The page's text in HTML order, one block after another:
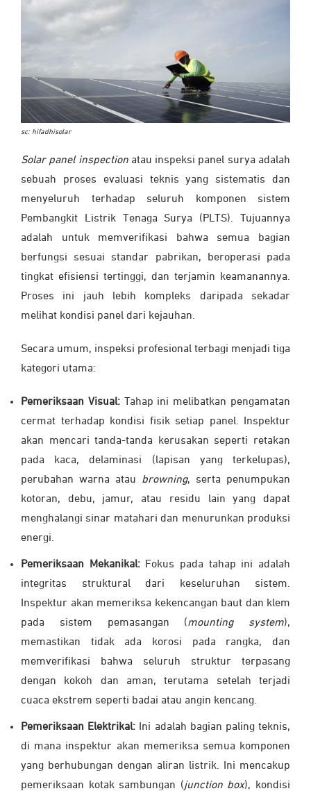
sc: hifadhisolar
Solar panel inspectionatau inspeksi panel surya adalah
sebuah proses evaluasi teknis yang sistematis dan
menyeluruh terhadap seluruh komponen sistem
Pembangkit Listrik Tenaga Surya (PLTS). Tujuannya
adalah untuk memverifikasi bahwa semua bagian
berfungsi sesuai standar pabrikan, beroperasi pada
tingkat efisiensi tertinggi, dan terjamin keamanannya.
Proses ini jauh lebih kompleks daripada sekadar
melihat kondisi panel dari kejauhan.
Secara umum, inspeksi profesional terbagi menjadi tiga
kategori utama:
Pemeriksaan Visual:Tahap ini melibatkan pengamatan
cermat terhadap kondisi fisik setiap panel. Inspektur
akan mencari tanda-tanda kerusakan seperti retakan
pada kaca, delaminasi (lapisan yang terkelupas),
perubahan warna atau browning, serta penumpukan
kotoran, debu, jamur, atau residu lain yang dapat
menghalangi sinar matahari dan menurunkan produksi
energi.
Pemeriksaan Mekanikal:Fokus pada tahap ini adalah
integritas struktural dari keseluruhan sistem.
Inspektur akan memeriksa kekencangan baut dan klem
pada sistem pemasangan (mounting system),
memastikan tidak ada korosi pada rangka, dan
memverifikasi bahwa seluruh struktur terpasang
dengan kokoh dan aman, terutama setelah terjadi
cuaca ekstrem seperti badai atau angin kencang.
Pemeriksaan Elektrikal: Ini adalah bagian paling teknis,
di mana inspektur akan memeriksa semua komponen
yang berhubungan dengan aliran listrik. Ini mencakup
pemeriksaan kotak sambungan (junction box), kondisi